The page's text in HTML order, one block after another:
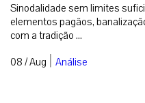
Sinodalidade sem limites
elementos pagãos,
com a tradição ...
08 / Aug | Análise